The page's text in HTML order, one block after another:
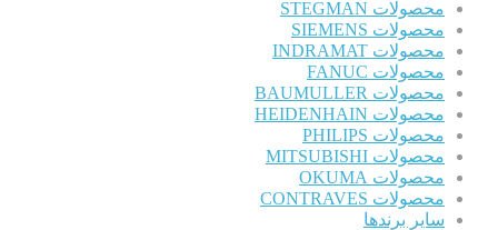
محصولات STEGMAN
محصولات SIEMENS
محصولات INDRAMAT
محصولات FANUC
محصولات BAUMULLER
محصولات HEIDENHAIN
محصولات PHILIPS
محصولات MITSUBISHI
محصولات OKUMA
محصولات CONTRAVES
سایر برندها